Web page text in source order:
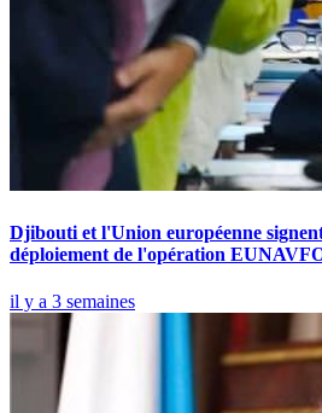
Djibouti et l'Union européenne
déploiement de l'opération
il y a 3 semaines